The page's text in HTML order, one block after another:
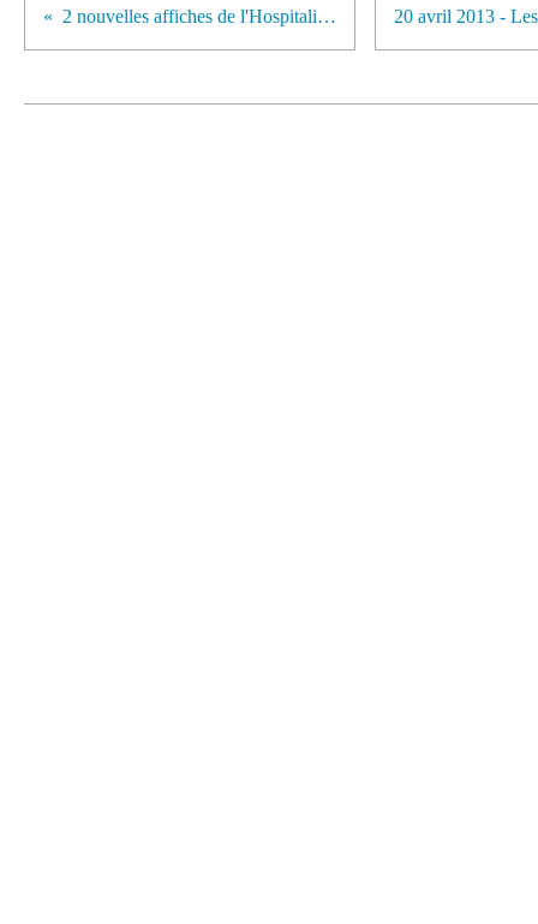
2 nouvelles affiches de l'Hospitalité de Touraine sont là !